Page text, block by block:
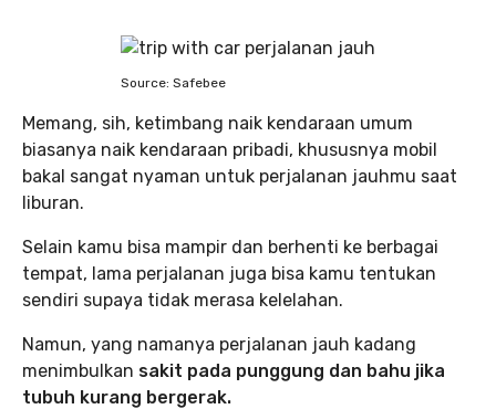
Source: Safebee
Memang, sih, ketimbang naik kendaraan umum
biasanya naik kendaraan pribadi, khususnya mobil
bakal sangat nyaman untuk perjalanan jauhmu saat
liburan.
Selain kamu bisa mampir dan berhenti ke berbagai
tempat, lama perjalanan juga bisa kamu tentukan
sendiri supaya tidak merasa kelelahan.
Namun, yang namanya perjalanan jauh kadang
menimbulkan sakit pada punggung dan bahu jika
tubuh kurang bergerak.